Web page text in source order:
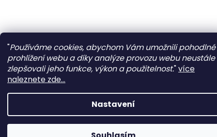
"Používáme cookies, abychom Vám umožnili pohodlné
prohlížení webu a díky analýze provozu webu neustále
zlepšovali jeho funkce, výkon a použitelnost."více
naleznete zde...
Nastavení